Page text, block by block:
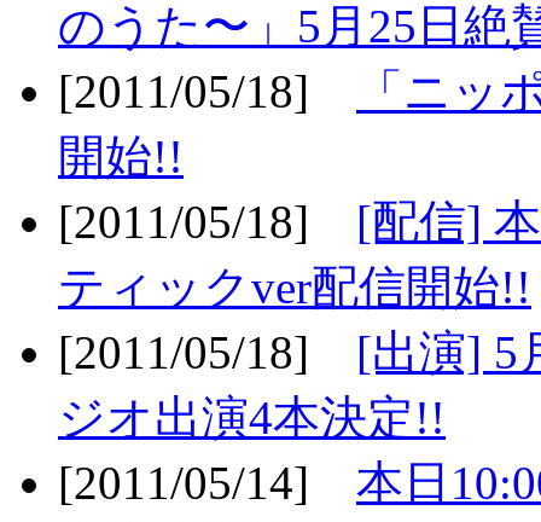
のうた〜」5月25日絶
[2011/05/18]
「ニッ
開始!!
[2011/05/18] [配信]
ティックver配信開始!!
[2011/05/18] [出演] 5
ジオ出演4本決定!!
[2011/05/14] 本日